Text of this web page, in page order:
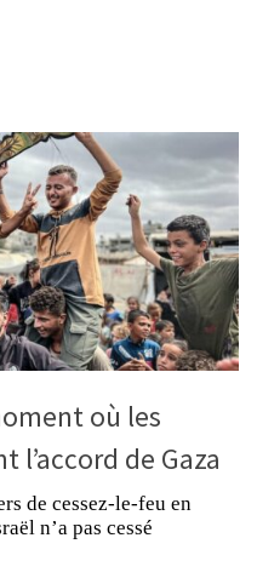
où les
l’accord de Gaza
de cessez-le-feu en
n’a pas cessé